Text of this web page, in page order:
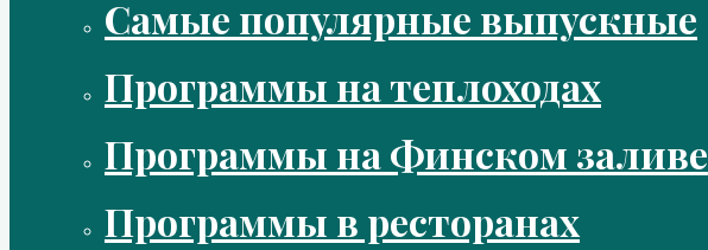
Самые популярные выпускные
Программы на теплоходах
Программы на Финском заливе
Программы в ресторанах